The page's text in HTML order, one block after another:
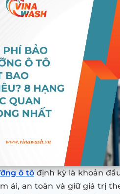
ô tôđịnh kỳ là khoản
ái, an toàn và giữ giá trị